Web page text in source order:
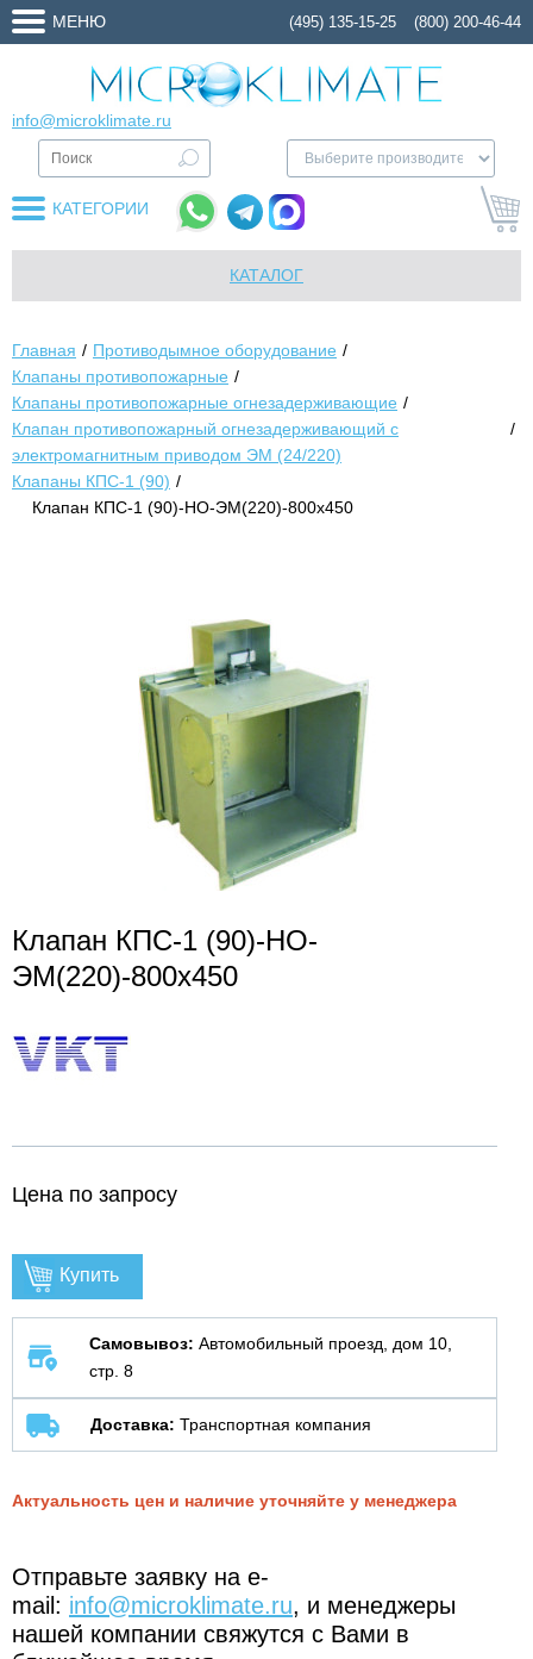
МЕНЮ (495) 135-15-25 (800) 200-46-44
info@microklimate.ru
КАТЕГОРИИ
КАТАЛОГ
Главная
Противодымное оборудование
Клапаны противопожарные
Клапаны противопожарные огнезадерживающие
Клапан противопожарный огнезадерживающий с
электромагнитным приводом ЭМ (24/220)
Клапаны КПС-1 (90)
Клапан КПС-1 (90)-НО-ЭМ(220)-800х450
Клапан КПС-1 (90)-НО-
ЭМ(220)-800х450
Цена по запросу
Купить
Самовывоз: Автомобильный проезд, дом 10,
стр. 8
Доставка: Транспортная компания
Актуальность цен и наличие уточняйте у менеджера
Отправьте заявку на e-
mail: info@microklimate.ru, и менеджеры
нашей компании свяжутся с Вами в